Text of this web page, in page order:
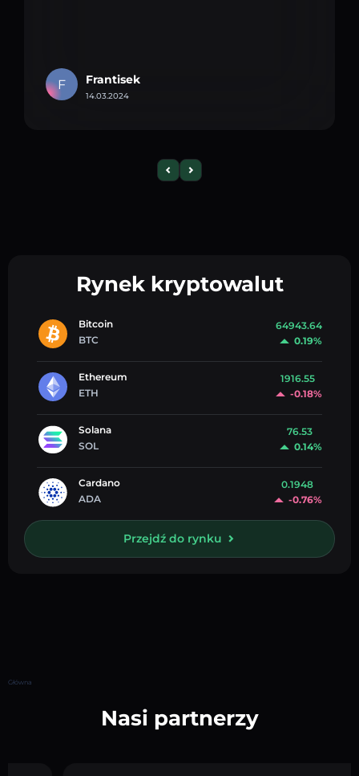
F Frantisek
14.03.2024
Rynek kryptowalut
Bitcoin
BTC
64943.64
0.19%
Ethereum
ETH
1916.55
-0.18%
Solana
SOL
76.53
0.14%
Cardano
ADA
0.1948
-0.76%
Przejdź do rynku
Główna
Nasi partnerzy